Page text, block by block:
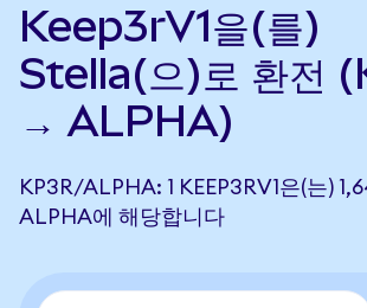
Keep3rV1을(를)
Stella(으)로 환전
→ ALPHA)
KP3R/ALPHA: 1 KEEP3RV1은(는)
ALPHA에 해당합니다